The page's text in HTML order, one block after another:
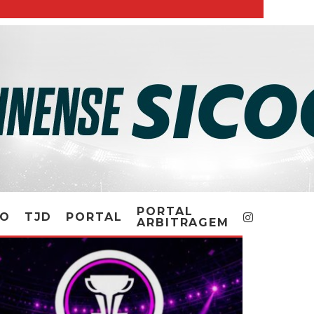
TJD PORTAL
PORTAL
ARBITRAGEM